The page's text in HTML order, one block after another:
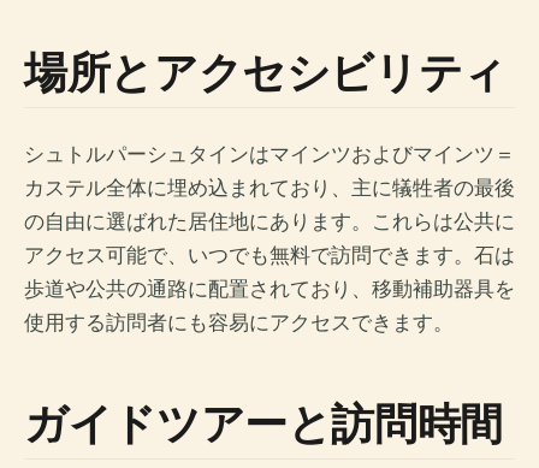
場所とアクセシビリティ
シュトルパーシュタインはマインツおよびマインツ＝
カステル全体に埋め込まれており、主に犠牲者の最後
の自由に選ばれた居住地にあります。これらは公共に
アクセス可能で、いつでも無料で訪問できます。石は
歩道や公共の通路に配置されており、移動補助器具を
使用する訪問者にも容易にアクセスできます。
ガイドツアーと訪問時間